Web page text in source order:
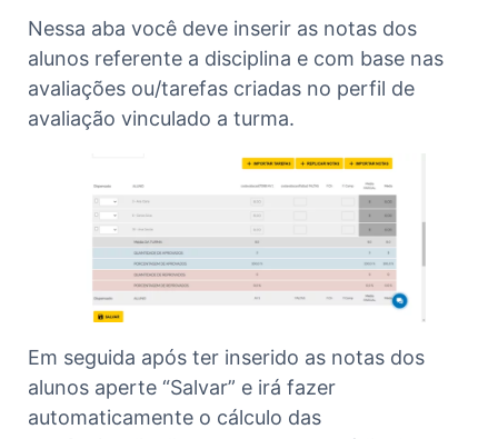
Nessa aba você deve inserir as notas dos
alunos referente a disciplina e com base nas
avaliações ou/tarefas criadas no perfil de
avaliação vinculado a turma.
Em seguida após ter inserido as notas dos
alunos aperte “Salvar” e irá fazer
automaticamente o cálculo das